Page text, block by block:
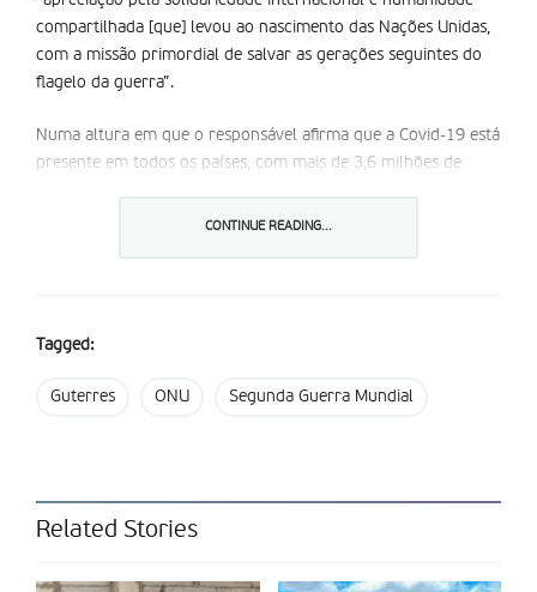
compartilhada [que] levou ao nascimento das Nações Unidas,
com a missão primordial de salvar as gerações seguintes do
flagelo da guerra”.
Numa altura em que o responsável afirma que a Covid-19 está
presente em todos os países, com mais de 3,6 milhões de
que mesmo mesmo durante esta crise, existem “novos
segurança e dignidade para todos”.
CONTINUE READING...
Tagged:
Guterres ONU Segunda Guerra Mundial
Related Stories